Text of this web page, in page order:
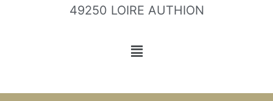
49250 LOIRE AUTHION